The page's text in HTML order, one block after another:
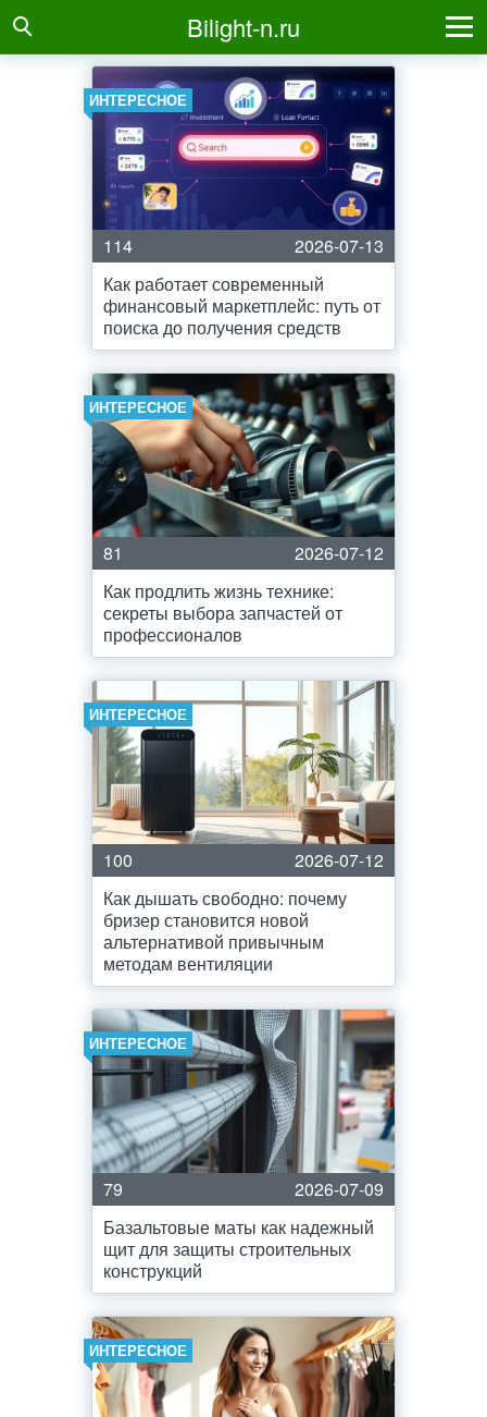
Bilight-n.ru
ИНТЕРЕСНОЕ
114
2026-07-13
Как работает современный
финансовый маркетплейс: путь от
поиска до получения средств
ИНТЕРЕСНОЕ
81
2026-07-12
Как продлить жизнь технике:
секреты выбора запчастей от
профессионалов
ИНТЕРЕСНОЕ
100
2026-07-12
Как дышать свободно: почему
бризер становится новой
альтернативой привычным
методам вентиляции
ИНТЕРЕСНОЕ
79
2026-07-09
Базальтовые маты как надежный
щит для защиты строительных
конструкций
ИНТЕРЕСНОЕ